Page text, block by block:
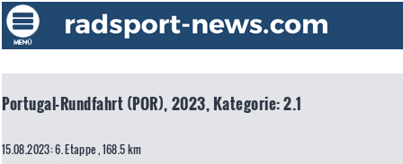
Portugal-Rundfahrt (POR), 2023, Kategorie: 2.1
15.08.2023: 6. Etappe , 168.5 km